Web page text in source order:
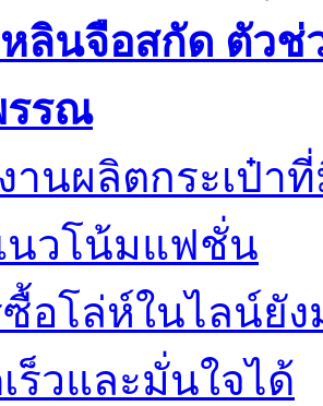
หลินจือสกัด ตัว
รรณ
านผลิตกระเป๋า
นวโน้มแฟชั่น
อโล่ห์ในไลน์ยั
ร็วและมั่นใจได้